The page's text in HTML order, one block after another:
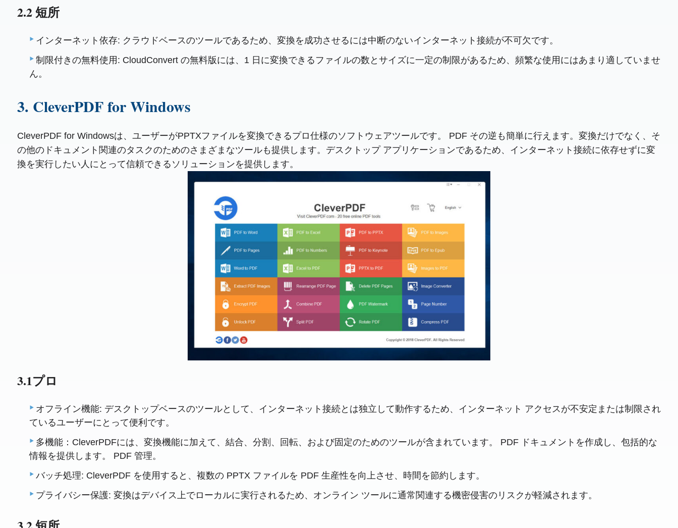
2.2 短所
インターネット依存: クラウドベースのツールであるため、変換を成功させるには中断のないインターネット接続が不可欠です。
制限付きの無料使用: CloudConvert の無料版には、1 日に変換できるファイルの数とサイズに一定の制限があるため、頻繁な使用にはあまり適していませ
ん。
3. CleverPDF for Windows
CleverPDF for Windowsは、ユーザーがPPTXファイルを変換できるプロ仕様のソフトウェアツールです。 PDF その逆も簡単に行えます。変換だけでなく、そ
の他のドキュメント関連のタスクのためのさまざまなツールも提供します。デスクトップ アプリケーションであるため、インターネット接続に依存せずに変
換を実行したい人にとって信頼できるソリューションを提供します。
3.1プロ
オフライン機能: デスクトップベースのツールとして、インターネット接続とは独立して動作するため、インターネット アクセスが不安定または制限され
ているユーザーにとって便利です。
多機能：CleverPDFには、変換機能に加えて、結合、分割、回転、および固定のためのツールが含まれています。 PDF ドキュメントを作成し、包括的な
情報を提供します。 PDF 管理。
バッチ処理: CleverPDF を使用すると、複数の PPTX ファイルを PDF 生産性を向上させ、時間を節約します。
プライバシー保護: 変換はデバイス上でローカルに実行されるため、オンライン ツールに通常関連する機密侵害のリスクが軽減されます。